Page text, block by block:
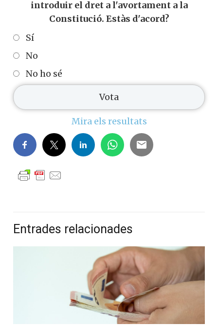
introduir el dret a l'avortament a la
Constitució. Estàs d'acord?
Sí
No
No ho sé
Mira els resultats
Entrades relacionades